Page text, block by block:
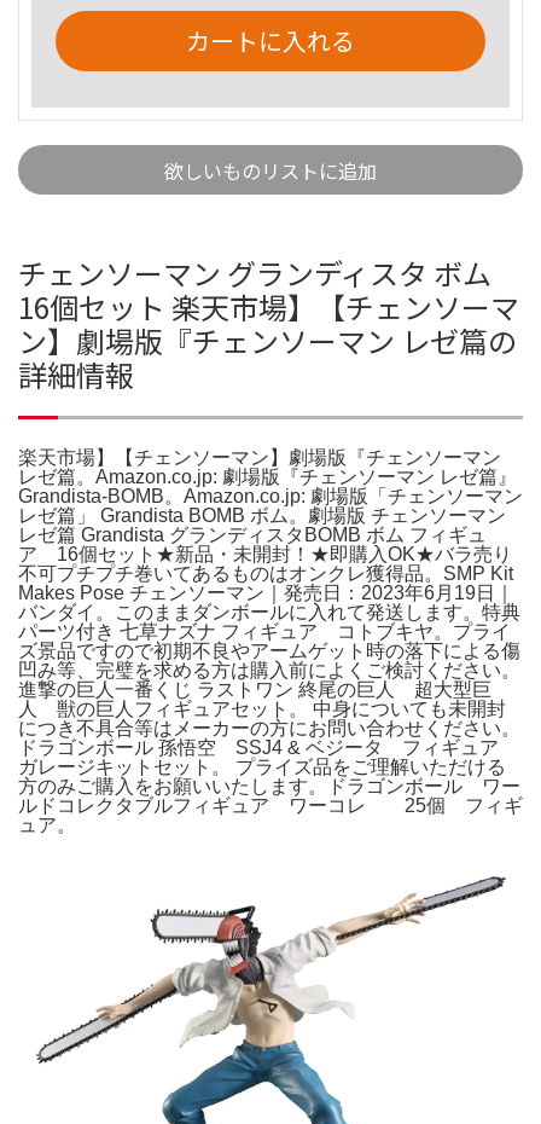
カートに入れる
欲しいものリストに追加
チェンソーマン グランディスタ ボム
16個セット 楽天市場】【チェンソーマ
ン】劇場版『チェンソーマン レゼ篇の
詳細情報
楽天市場】【チェンソーマン】劇場版『チェンソーマン
レゼ篇。Amazon.co.jp: 劇場版『チェンソーマン レゼ篇』
Grandista-BOMB。Amazon.co.jp: 劇場版「チェンソーマン
レゼ篇」 Grandista BOMB ボム。劇場版 チェンソーマン
レゼ篇 Grandista グランディスタBOMB ボム フィギュ
ア 16個セット★新品・未開封！★即購入OK★バラ売り
不可プチプチ巻いてあるものはオンクレ獲得品。SMP Kit
Makes Pose チェンソーマン｜発売日：2023年6月19日｜
バンダイ。このままダンボールに入れて発送します。特典
パーツ付き 七草ナズナ フィギュア コトブキヤ。プライ
ズ景品ですので初期不良やアームゲット時の落下による傷
凹み等、完璧を求める方は購入前によくご検討ください。
進撃の巨人一番くじ ラストワン 終尾の巨人 超大型巨
人 獣の巨人フィギュアセット。 中身についても未開封
につき不具合等はメーカーの方にお問い合わせください。
ドラゴンボール 孫悟空 SSJ4 & ベジータ フィギュア
ガレージキットセット。 プライズ品をご理解いただける
方のみご購入をお願いいたします。ドラゴンボール ワー
ルドコレクタブルフィギュア ワーコレ 25個 フィギ
ュア。